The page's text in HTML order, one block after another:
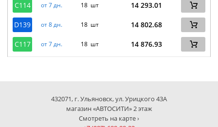
C114 от 7 дн. 18 шт 14 293.01
D139 от 8 дн. 18 шт 14 802.68
C117 от 7 дн. 18 шт 14 876.93
432071, г. Ульяновск, ул. Урицкого 43А
магазин «АВТОСИТИ» 2 этаж
Смотреть на карте ›